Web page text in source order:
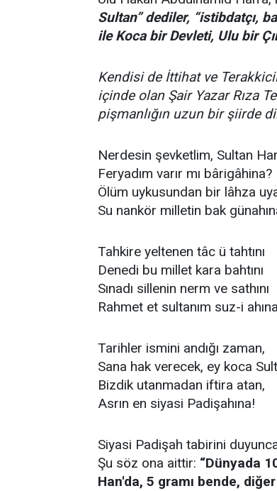
Sultan” dediler, “istibdatçı,
ile Koca bir Devleti, Ulu bir
Kendisi de İttihat ve
içinde olan Şair Yazar Rıza
pişmanlığın uzun bir şiirde
Nerdesin şevketlim, Sultan
Feryadım varır mı bârigâhina?
Ölüm uykusundan bir lâhza
Su nankör milletin bak
Tahkire yeltenen tâc ü tahtını
Denedi bu millet kara bahtını
Sınadı sillenin nerm ve sathını
Rahmet et sultanım suz-i
Tarihler ismini andığı zaman,
Sana hak verecek, ey koca
Bizdik utanmadan iftira atan,
Asrın en siyasi Padişahına!
Siyasi Padişah tabirini
Şu söz ona aittir: “Dünyada
Han'da, 5 gramı bende,